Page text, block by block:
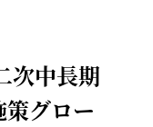
次中長期
グロー